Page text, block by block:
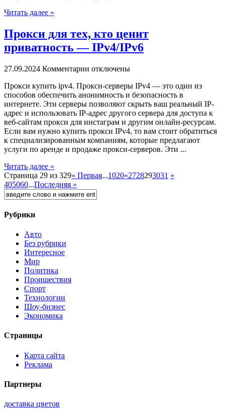
Читать далее »
Прокси для тех, кто ценит
приватность — IPv4/IPv6
27.09.2024 Комментарии отключены
Прoкси купить ipv4. Прoкси-сeрвeры IPv4 — этo один из
способов обеспечить анонимность и безопасность в
интернете. Эти серверы позволяют скрыть ваш реальный IP-
адрес и использовать IP-адрес другого сервера для доступа к
веб-сайтам прокси для инстаграм и другим онлайн-ресурсам.
Если вам нужно купить прокси IPv4, то вам стоит обратиться
к специализированным компаниям, которые предлагают
услуги по аренде и продаже прокси-серверов. Эти ...
Читать далее »
Страница 29 из 329« Первая...1020«2728293031 »
405060...Последняя »
Рубрики
Авто
Без рубрики
Интересное
Мир
Политика
Проишествия
Спорт
Технологии
Шоу-бизнес
Экономика
Страницы
Карта сайта
Реклама
Партнеры
доставка цветов